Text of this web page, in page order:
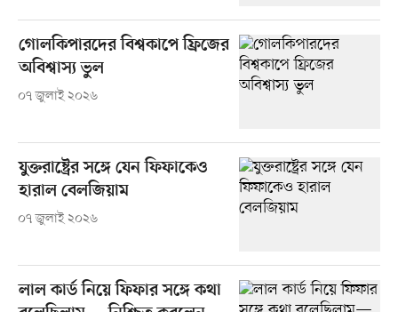
গোলকিপারদের বিশ্বকাপে ফ্রিজের
অবিশ্বাস্য ভুল
০৭ জুলাই ২০২৬
যুক্তরাষ্ট্রের সঙ্গে যেন ফিফাকেও
হারাল বেলজিয়াম
০৭ জুলাই ২০২৬
লাল কার্ড নিয়ে ফিফার সঙ্গে কথা